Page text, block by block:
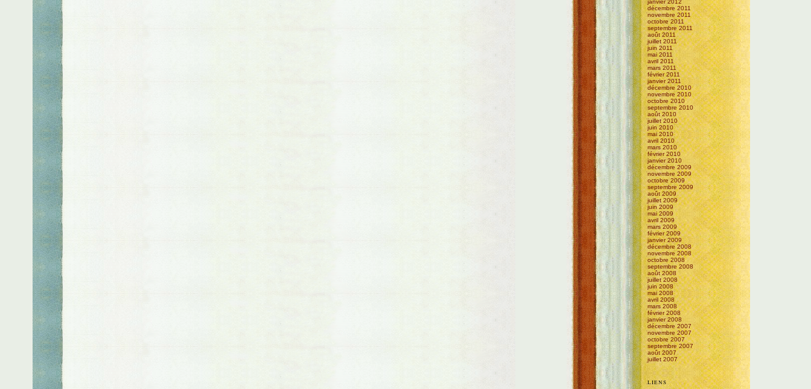
janvier 2012
décembre 2011
novembre 2011
octobre 2011
septembre 2011
août 2011
juillet 2011
juin 2011
mai 2011
avril 2011
mars 2011
février 2011
janvier 2011
décembre 2010
novembre 2010
octobre 2010
septembre 2010
août 2010
juillet 2010
juin 2010
mai 2010
avril 2010
mars 2010
février 2010
janvier 2010
décembre 2009
novembre 2009
octobre 2009
septembre 2009
août 2009
juillet 2009
juin 2009
mai 2009
avril 2009
mars 2009
février 2009
janvier 2009
décembre 2008
novembre 2008
octobre 2008
septembre 2008
août 2008
juillet 2008
juin 2008
mai 2008
avril 2008
mars 2008
février 2008
janvier 2008
décembre 2007
novembre 2007
octobre 2007
septembre 2007
août 2007
juillet 2007
LIENS